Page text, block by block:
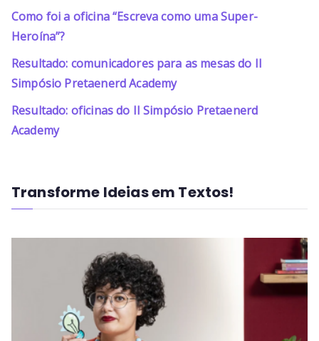
Como foi a oficina “Escreva como uma Super-
Heroína”?
Resultado: comunicadores para as mesas do II
Simpósio Pretaenerd Academy
Resultado: oficinas do II Simpósio Pretaenerd
Academy
Transforme Ideias em Textos!